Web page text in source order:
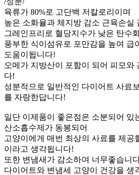
육류가 80%로 고단백 저칼로리이며
높은 소화율과 체지방 감소 근육손실
그레인프리로 혈당지수가 낮은 탄수
풍부한 식이섬유로 포만감을 높여 급
도움이됩니다!
오메가 지방산이 포함이 되어 피모와
다!
성분적으로 일반적인 다이어트 사료
를 자랑한답니다!
일단 이제품이 좋은점은 소분되어 있
산소흡수제가 동봉되어
고양이에게 매번 최상의 사료를 제공
이라고 생각됩니다!
또한 변냄새가 감소하여 너무좋습니
다이어트와 변냄세 고양이 건강을 생